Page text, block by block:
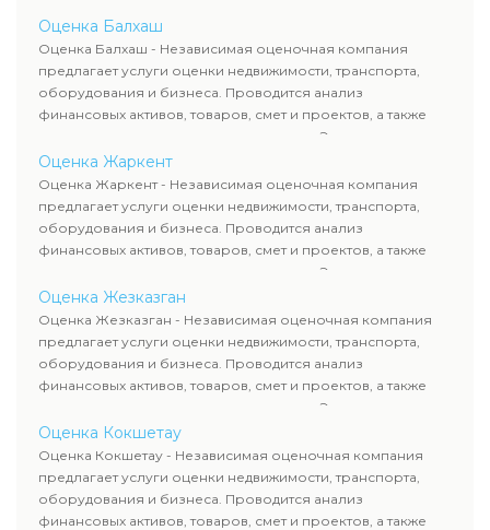
определяют рыночную стоимость имущества и
рассчитывают ущерб. Все отчеты соответствуют
требованиям законодательства и используются для
сделок, кредитования и судебных процессов.
Оценка Балхаш
Оценка Балхаш - Независимая оценочная компания
предлагает услуги оценки недвижимости, транспорта,
оборудования и бизнеса. Проводится анализ
финансовых активов, товаров, смет и проектов, а также
оценка животных и недропользования. Эксперты
определяют рыночную стоимость имущества и
рассчитывают ущерб. Все отчеты соответствуют
требованиям законодательства и используются для
сделок, кредитования и судебных процессов.
Оценка Жаркент
Оценка Жаркент - Независимая оценочная компания
предлагает услуги оценки недвижимости, транспорта,
оборудования и бизнеса. Проводится анализ
финансовых активов, товаров, смет и проектов, а также
оценка животных и недропользования. Эксперты
определяют рыночную стоимость имущества и
рассчитывают ущерб. Все отчеты соответствуют
требованиям законодательства и используются для
сделок, кредитования и судебных процессов.
Оценка Жезказган
Оценка Жезказган - Независимая оценочная компания
предлагает услуги оценки недвижимости, транспорта,
оборудования и бизнеса. Проводится анализ
финансовых активов, товаров, смет и проектов, а также
оценка животных и недропользования. Эксперты
определяют рыночную стоимость имущества и
рассчитывают ущерб. Все отчеты соответствуют
требованиям законодательства и используются для
сделок, кредитования и судебных процессов.
Оценка Кокшетау
Оценка Кокшетау - Независимая оценочная компания
предлагает услуги оценки недвижимости, транспорта,
оборудования и бизнеса. Проводится анализ
финансовых активов, товаров, смет и проектов, а также